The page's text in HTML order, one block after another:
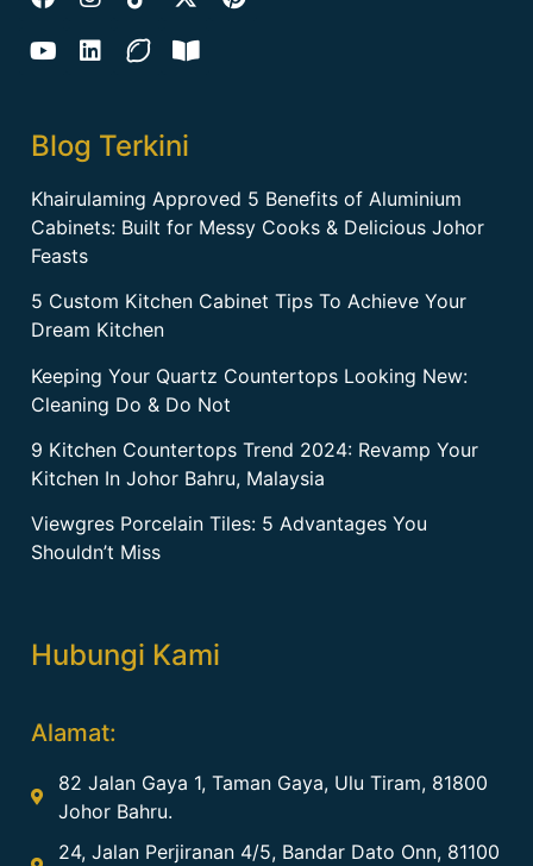
Blog Terkini
Khairulaming Approved 5 Benefits of Aluminium
Cabinets: Built for Messy Cooks & Delicious Johor
Feasts
5 Custom Kitchen Cabinet Tips To Achieve Your
Dream Kitchen
Keeping Your Quartz Countertops Looking New:
Cleaning Do & Do Not
9 Kitchen Countertops Trend 2024: Revamp Your
Kitchen In Johor Bahru, Malaysia
Viewgres Porcelain Tiles: 5 Advantages You
Shouldn’t Miss
Hubungi Kami
Alamat:
82 Jalan Gaya 1, Taman Gaya, Ulu Tiram, 81800
Johor Bahru.
24, Jalan Perjiranan 4/5, Bandar Dato Onn, 81100